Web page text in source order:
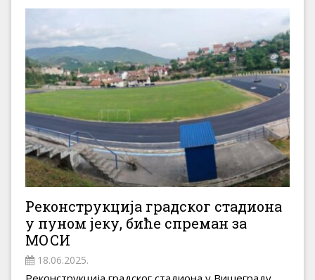
Реконструкција градског стадиона
у пуном јеку, биће спреман за
МОСИ
18.06.2025.